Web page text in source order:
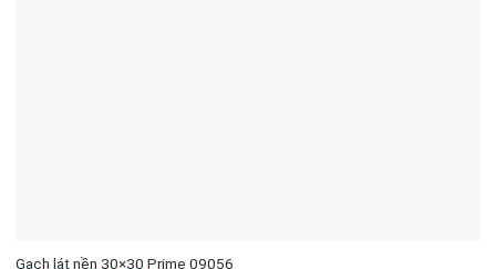
Gạch lát nền 30×30 Prime 09056